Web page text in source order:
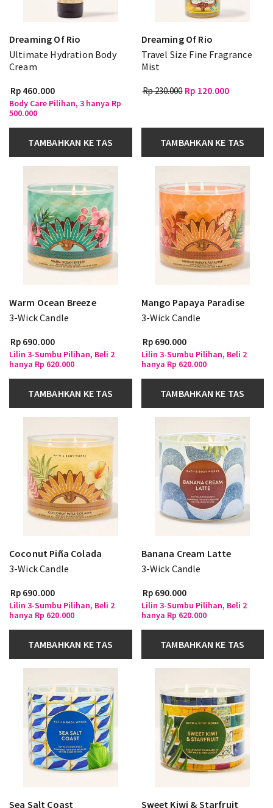
Dreaming Of Rio
Ultimate Hydration Body
Cream
Rp 460.000
Body Care Pilihan, 3 hanya Rp
500.000
TAMBAHKAN KE TAS
Dreaming Of Rio
Travel Size Fine Fragrance
Mist
Rp 230.000 Rp 120.000
TAMBAHKAN KE TAS
Warm Ocean Breeze
3-Wick Candle
Rp 690.000
Lilin 3-Sumbu Pilihan, Beli 2
hanya Rp 620.000
TAMBAHKAN KE TAS
Mango Papaya Paradise
3-Wick Candle
Rp 690.000
Lilin 3-Sumbu Pilihan, Beli 2
hanya Rp 620.000
TAMBAHKAN KE TAS
Coconut Piña Colada
3-Wick Candle
Rp 690.000
Lilin 3-Sumbu Pilihan, Beli 2
hanya Rp 620.000
TAMBAHKAN KE TAS
Banana Cream Latte
3-Wick Candle
Rp 690.000
Lilin 3-Sumbu Pilihan, Beli 2
hanya Rp 620.000
TAMBAHKAN KE TAS
Sea Salt Coast
Sweet Kiwi & Starfruit